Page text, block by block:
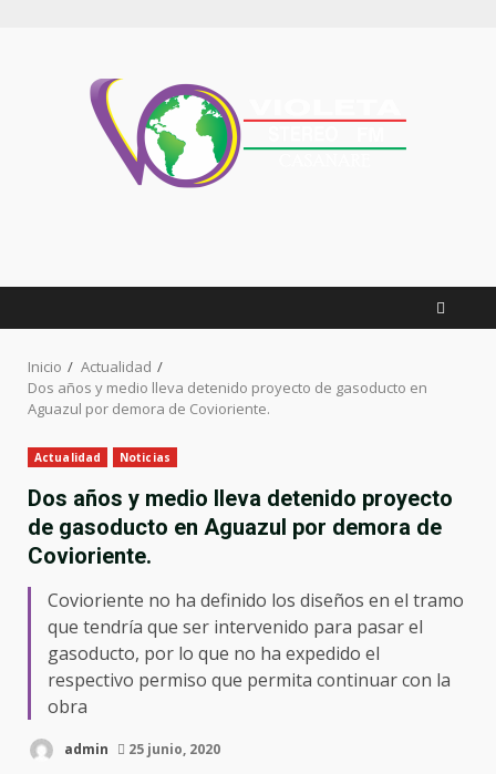
Inicio
Actualidad
Dos años y medio lleva detenido proyecto de gasoducto en
Aguazul por demora de Covioriente.
Actualidad Noticias
Dos años y medio lleva detenido proyecto
de gasoducto en Aguazul por demora de
Covioriente.
Covioriente no ha definido los diseños en el tramo
que tendría que ser intervenido para pasar el
gasoducto, por lo que no ha expedido el
respectivo permiso que permita continuar con la
obra
admin 25 junio, 2020